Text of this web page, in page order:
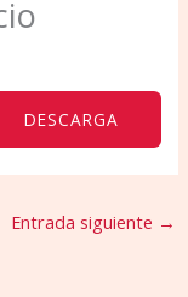
DESCARGA
Entrada siguiente →